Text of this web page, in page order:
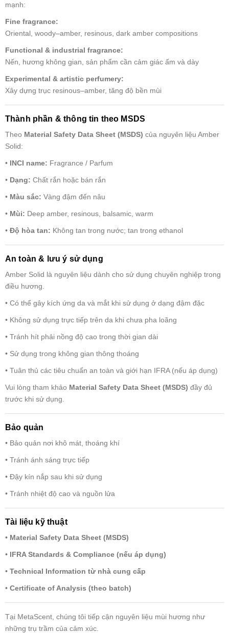
mạnh:
Fine fragrance:
Oriental, woody–amber, resinous, dark amber compositions
Functional & industrial fragrance:
Nến, hương không gian, sản phẩm cần cảm giác ấm và dày
Experimental & artistic perfumery:
Xây dựng trục resinous–amber, tăng độ bền mùi
Thành phần & thông tin theo MSDS
Theo Material Safety Data Sheet (MSDS) của nguyên liệu Amber
Solid:
• INCI name: Fragrance / Parfum
• Dạng: Chất rắn hoặc bán rắn
• Màu sắc: Vàng đậm đến nâu
• Mùi: Deep amber, resinous, balsamic, warm
• Độ hòa tan: Không tan trong nước; tan trong ethanol
An toàn & lưu ý sử dụng
Amber Solid là nguyên liệu dành cho sử dụng chuyên nghiệp trong
điều hương.
• Có thể gây kích ứng da và mắt khi sử dụng ở dạng đậm đặc
• Không sử dụng trực tiếp trên da khi chưa pha loãng
• Tránh hít phải nồng độ cao trong thời gian dài
• Sử dụng trong không gian thông thoáng
• Tuân thủ các tiêu chuẩn an toàn và giới hạn IFRA (nếu áp dụng)
Vui lòng tham khảo Material Safety Data Sheet (MSDS) đầy đủ
trước khi sử dụng.
Bảo quản
• Bảo quản nơi khô mát, thoáng khí
• Tránh ánh sáng trực tiếp
• Đậy kín nắp sau khi sử dụng
• Tránh nhiệt độ cao và nguồn lửa
Tài liệu kỹ thuật
• Material Safety Data Sheet (MSDS)
• IFRA Standards & Compliance (nếu áp dụng)
• Technical Information từ nhà cung cấp
• Certificate of Analysis (theo batch)
Tại MetaScent, chúng tôi tiếp cận nguyên liệu mùi hương như
những trụ trầm của cảm xúc.